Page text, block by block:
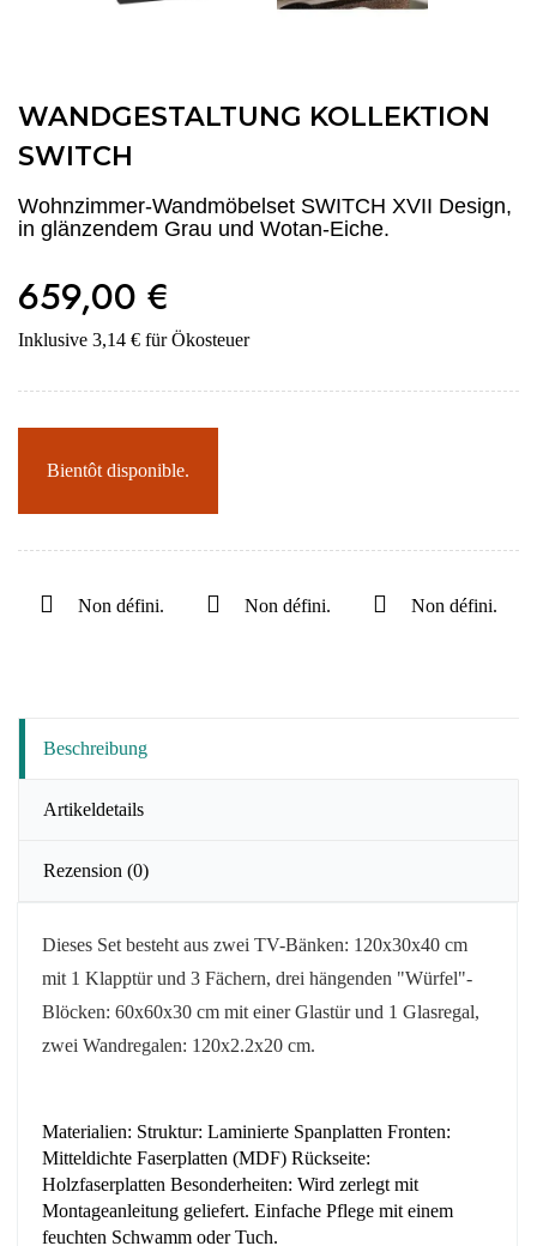
WANDGESTALTUNG KOLLEKTION
SWITCH
Wohnzimmer-Wandmöbelset SWITCH XVII Design,
in glänzendem Grau und Wotan-Eiche.
659,00 €
Inklusive 3,14 € für Ökosteuer
Bientôt disponible.
Non défini. Non défini. Non défini.
Beschreibung
Artikeldetails
Rezension (0)
Dieses Set besteht aus zwei TV-Bänken: 120x30x40 cm
mit 1 Klapptür und 3 Fächern, drei hängenden "Würfel"-
Blöcken: 60x60x30 cm mit einer Glastür und 1 Glasregal,
zwei Wandregalen: 120x2.2x20 cm.
Materialien: Struktur: Laminierte Spanplatten Fronten:
Mitteldichte Faserplatten (MDF) Rückseite:
Holzfaserplatten Besonderheiten: Wird zerlegt mit
Montageanleitung geliefert. Einfache Pflege mit einem
feuchten Schwamm oder Tuch.